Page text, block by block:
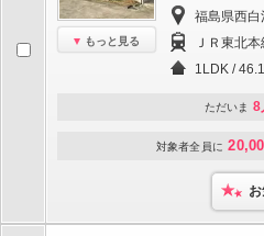
もっと見る
福島県西
ＪＲ東北
1LDK /
ただいま 8
対象者全員に